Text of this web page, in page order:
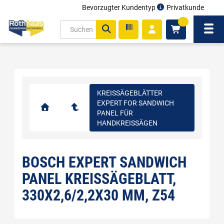
Bevorzugter Kundentyp Privatkunde
KREISSÄGEBLÄTTER
EXPERT FOR SANDWICH
PANEL FÜR
HANDKREISSÄGEN
BOSCH EXPERT SANDWICH
PANEL KREISSÄGEBLATT,
330X2,6/2,2X30 MM, Z54